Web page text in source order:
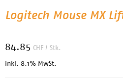
Logitech Mouse MX
84.85 CHF / Stk.
inkl. 8.1% MwSt.